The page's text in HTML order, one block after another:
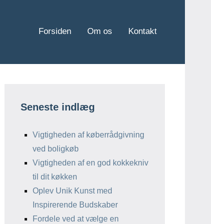
Forsiden Om os Kontakt
Seneste indlæg
Vigtigheden af køberrådgivning
ved boligkøb
Vigtigheden af en god kokkekniv
til dit køkken
Oplev Unik Kunst med
Inspirerende Budskaber
Fordele ved at vælge en